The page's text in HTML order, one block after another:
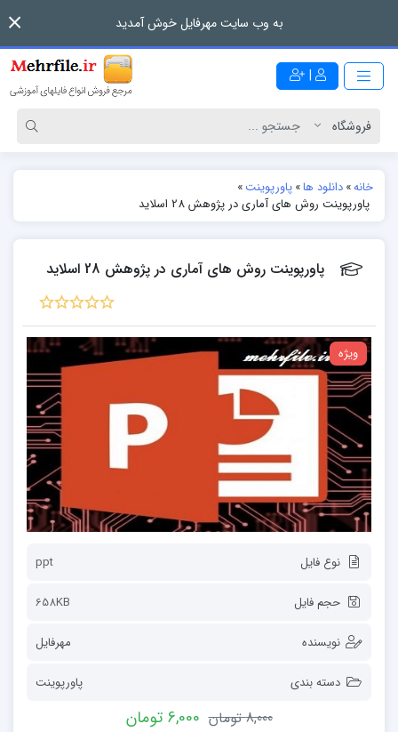
به وب سایت مهرفایل خوش آمدید
|
خانه»دانلود ها»پاورپوینت»
پاورپوینت روش های آماری در پژوهش 28 اسلاید
پاورپوینت روش های آماری در پژوهش 28 اسلاید
ویژه
نوع فایل ppt
حجم فایل 658KB
نویسنده مهرفایل
دسته بندی پاورپوینت
8,000 تومان 6,000 تومان